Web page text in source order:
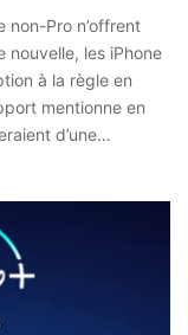
non-Pro n’offrent
nouvelle, les iPhone
à la règle en
mentionne en
d’une…